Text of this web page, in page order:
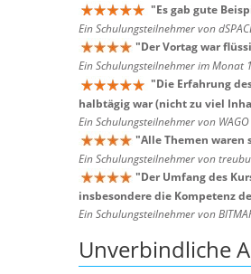
"Es gab gute
Ein Schulungsteilnehmer von
"Der Vortag war
Ein Schulungsteilnehmer im Monat
"Die Erfahrung
halbtägig war (nicht zu viel
Ein Schulungsteilnehmer von
"Alle Themen
Ein Schulungsteilnehmer von
"Der Umfang des
insbesondere die Kompetenz
Ein Schulungsteilnehmer von
Unverbindliche